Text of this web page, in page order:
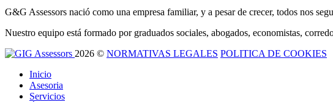
G&G Assessors nació como una empresa familiar, y a pesar de crecer, todos nos
Nuestro equipo está formado por graduados sociales, abogados, economistas,
2026 © NORMATIVAS LEGALES POLITICA DE COOKIES
Inicio
Asesoria
Servicios